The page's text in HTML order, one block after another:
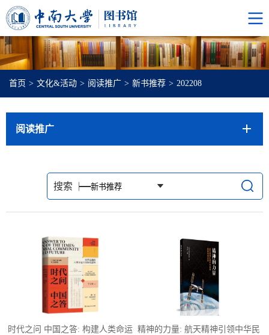
首页 > 文化&活动 > 阅读推广 > 新书推荐 > 202208
阅读推广
搜索
时代之问 中国之答: 构建人类命运 精神的力量: 航天精神引领中华民